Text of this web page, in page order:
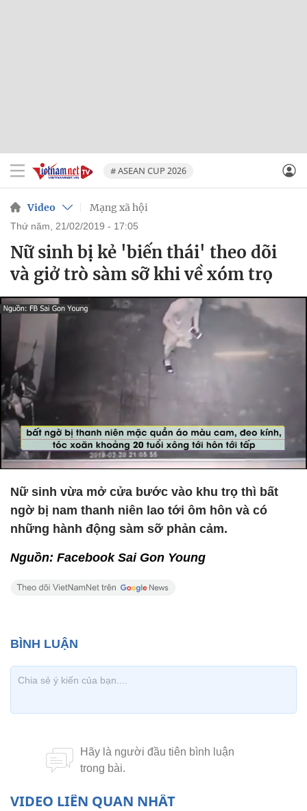
# ASEAN CUP 2026
Video Mạng xã hội
thứ năm, 21/02/2019 - 17:05
Nữ sinh bị kẻ 'biến thái' theo dõi
và giở trò sàm sỡ khi về xóm trọ
Nữ sinh vừa mở cửa bước vào khu trọ thì bất
ngờ bị nam thanh niên lao tới ôm hôn và có
những hành động sàm sỡ phản cảm.
Nguồn: Facebook Sai Gon Young
VIDEO LIÊN QUAN NHẤT